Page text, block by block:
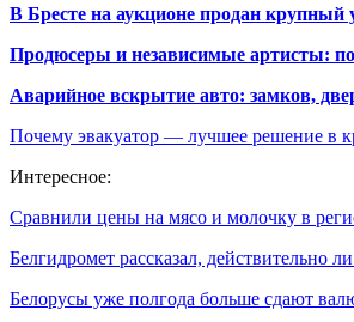
В Бресте на аукционе продан крупный
Продюсеры и независимые артисты:
Аварийное вскрытие авто: замков,
Почему эвакуатор — лучшее решение в
Интересное:
Сравнили цены на мясо и молочку в
Белгидромет рассказал, действительно
Белорусы уже полгода больше сдают